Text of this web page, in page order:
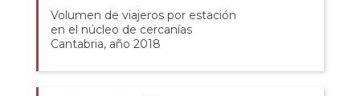
Volumen de viajeros por estación
en el núcleo de cercanías
Cantabria, año 2018